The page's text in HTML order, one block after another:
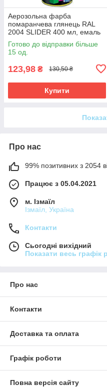
Аерозольна фарба
помаранчева глянець RAL
2004 SLIDER 400 мл, емаль
фарба у балончику
помаранчева
Готово до відправки більше
15 од.
123,98 ₴ 130,50 ₴
Купити
Про нас
99% позитивних з 2054
Працює з 05.04.2021
м. Ізмаїл
Ізмаїл, Україна
Контакти
Сьогодні вихідний
Показати весь графік
Про нас
Контакти
Доставка та оплата
Графік роботи
Повна версія сайту